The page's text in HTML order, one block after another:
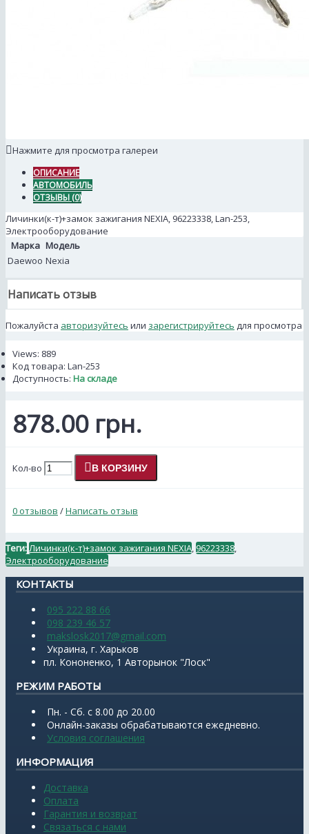
Нажмите для просмотра галереи
ОПИСАНИЕ
АВТОМОБИЛЬ
ОТЗЫВЫ (0)
Личинки(к-т)+замок зажигания NEXIA, 96223338, Lan-253,
Электрооборудование
Марка Модель
Daewoo Nexia
Написать отзыв
Пожалуйста авторизуйтесь или зарегистрируйтесь для просмотра
Views: 889
Код товара: Lan-253
Доступность: На складе
878.00 грн.
Кол-во В КОРЗИНУ
0 отзывов /Написать отзыв
Теги: Личинки(к-т)+замок зажигания NEXIA 96223338
Электрооборудование
КОНТАКТЫ
095 222 88 66
098 239 46 57
makslosk2017@gmail.com
Украина, г. Харьков
пл. Кононенко, 1 Авторынок "Лоск"
РЕЖИМ РАБОТЫ
Пн. - Сб. с 8.00 до 20.00
Онлайн-заказы обрабатываются ежедневно.
Условия соглашения
ИНФОРМАЦИЯ
Доставка
Оплата
Гарантия и возврат
Связаться с нами